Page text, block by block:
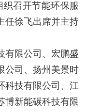
织召开节能环保服
任徐飞出席并主持
有限公司、宏鹏盛
公司、扬州美景时
科技有限公司、江
博新能碳科技有限